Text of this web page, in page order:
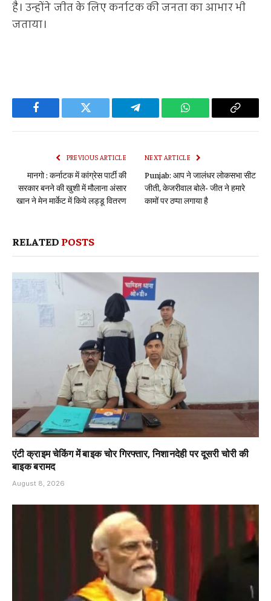
है। उन्होंने जीत के लिए कर्नाटक की जनता का आभार भी
जताया।
Facebook Twitter Telegram WhatsApp Copy
PREVIOUS ARTICLE
मानगो : कर्नाटक में कांग्रेस पार्टी की
सरकार बनने की खुशी में मौलाना अंसार
खान ने मेन मार्केट में किये लड्डू वितरण
NEXT ARTICLE
Punjab: आप ने जालंधर लोकसभा सीट
जीती, केजरीवाल बोले- जीत ने हमारे
कामों पर ठप्पा लगाया है
RELATED POSTS
एंटी क्राइम चेकिंग में बाइक चोर गिरफ्तार, निशानदेही पर दूसरी चोरी की
बाइक बरामद
August 8, 2026